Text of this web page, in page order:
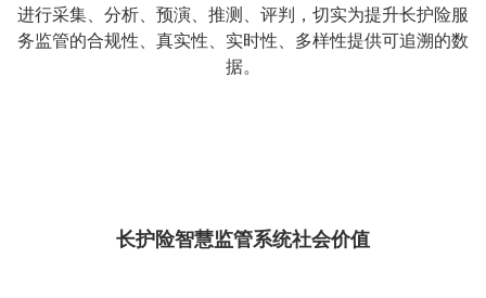
进行采集、分析、预演、推测、评判，切实为提升长护险服
务监管的合规性、真实性、实时性、多样性提供可追溯的数
据。
长护险智慧监管系统社会价值